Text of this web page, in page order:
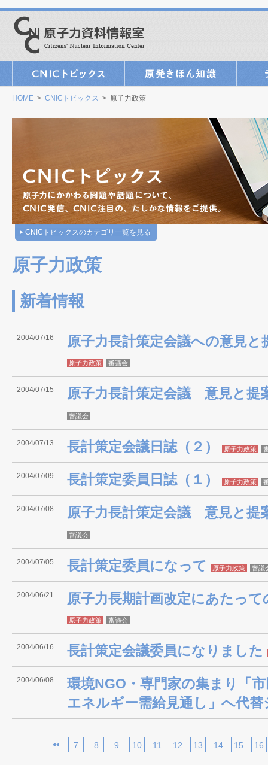
HOME > CNICトピックス > 原子力政策
CNICトピックスのカテゴリ一覧を見る
原子力政策
新着情報
2004/07/16 原子力長計策定会議への意見と
原子力政策 審議会
2004/07/15 原子力長計策定会議 意見と提
審議会
2004/07/13 長計策定会議日誌（２） 原子力政策
2004/07/09 長計策定委員日誌（１） 原子力政策
2004/07/08 原子力長計策定会議 意見と提
審議会
2004/07/05 長計策定委員になって 原子力政策 審議
2004/06/21 原子力長期計画改定にあたって
原子力政策 審議会
2004/06/16 長計策定会議委員になりました
2004/06/08
環境NGO・専門家の集まり「
エネルギー需給見通し」へ代
7 8 9 10 11 12 13 14 15 16